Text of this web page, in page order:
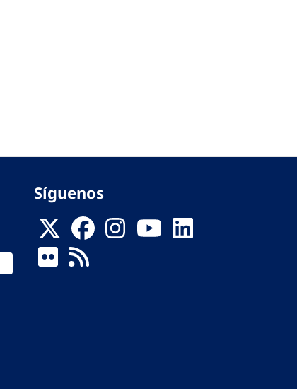
Síguenos